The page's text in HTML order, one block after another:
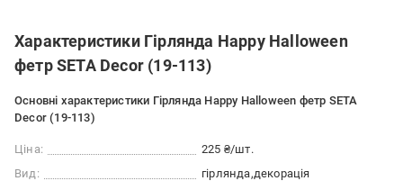
Характеристики Гірлянда Happy Halloween
фетр SETA Decor (19-113)
Основні характеристики Гірлянда Happy Halloween фетр SETA
Decor (19-113)
Ціна:
225 ₴/шт.
Вид:
гірлянда декорація